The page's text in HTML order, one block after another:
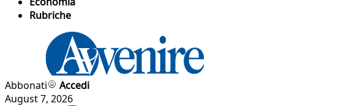
Rubriche
Abbonati
Accedi
August 7, 2026